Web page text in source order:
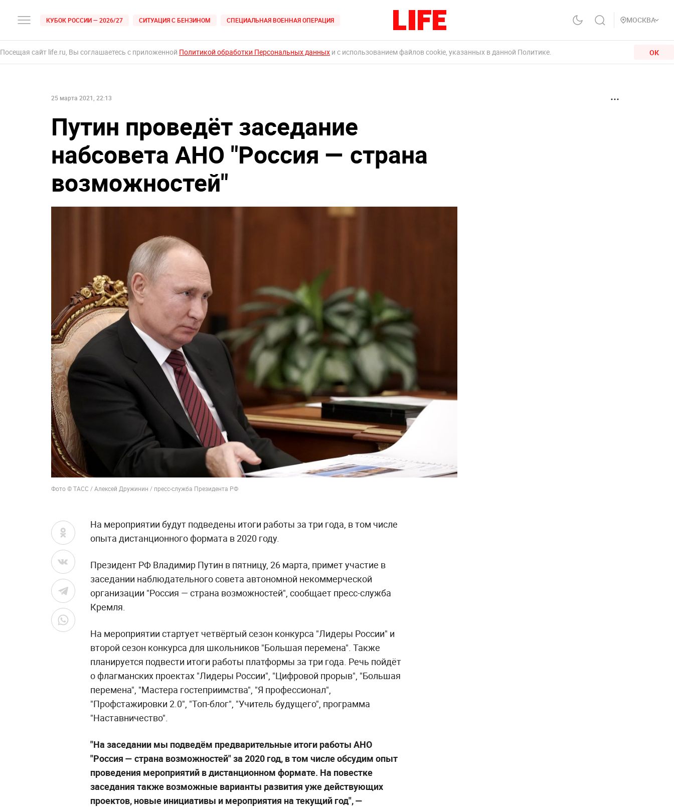
КУБОК РОССИИ — 2026/27 СИТУАЦИЯ С БЕНЗИНОМ СПЕЦИАЛЬНАЯ ВОЕННАЯ ОПЕРАЦИЯ МОСКВА
Посещая сайт life.ru, Вы соглашаетесь с приложенной Политикой обработки Персональных данных и с использованием файлов cookie, указанных в данной Политике. ОК
25 марта 2021, 22:13
Путин проведёт заседание
набсовета АНО "Россия — страна
возможностей"
Фото © ТАСС / Алексей Дружинин / пресс-служба Президента РФ
На мероприятии будут подведены итоги работы за три года, в том числе
опыта дистанционного формата в 2020 году.
Президент РФ Владимир Путин в пятницу, 26 марта, примет участие в
заседании наблюдательного совета автономной некоммерческой
организации "Россия — страна возможностей", сообщает пресс-служба
Кремля.
На мероприятии стартует четвёртый сезон конкурса "Лидеры России" и
второй сезон конкурса для школьников "Большая перемена". Также
планируется подвести итоги работы платформы за три года. Речь пойдёт
о флагманских проектах "Лидеры России", "Цифровой прорыв", "Большая
перемена", "Мастера гостеприимства", "Я профессионал",
"Профстажировки 2.0", "Топ-блог", "Учитель будущего", программа
"Наставничество".
"На заседании мы подведём предварительные итоги работы АНО
"Россия — страна возможностей" за 2020 год, в том числе обсудим опыт
проведения мероприятий в дистанционном формате. На повестке
заседания также возможные варианты развития уже действующих
проектов, новые инициативы и мероприятия на текущий год", —